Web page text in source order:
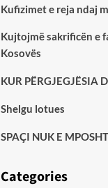
Kufizimet e reja ndaj
Kujtojmë sakrificën e
Kosovës
KUR PËRGJEGJËSIA
Shelgu lotues
SPAÇI NUK E
Categories